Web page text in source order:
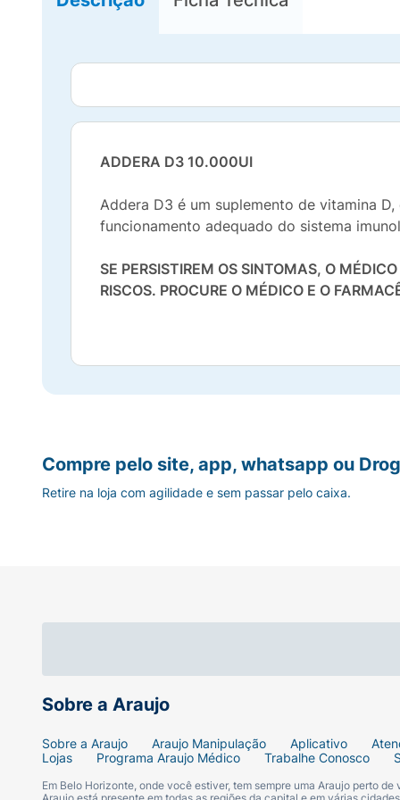
ADDERA D3 10.000UI
Addera D3 é um suplemento de vitamina
funcionamento adequado do sistema
SE PERSISTIREM OS SINTOMAS, O
RISCOS. PROCURE O MÉDICO E O
Sobre a Araujo
Sobre a Araujo Araujo Manipulação Aplicativo
Lojas
Programa Araujo Médico Trabalhe Conosco
Em Belo Horizonte, onde você estiver, tem sempre uma Araujo perto
Compre pelo site, app, whatsapp ou
Retire na loja com agilidade e sem passar pelo caixa.